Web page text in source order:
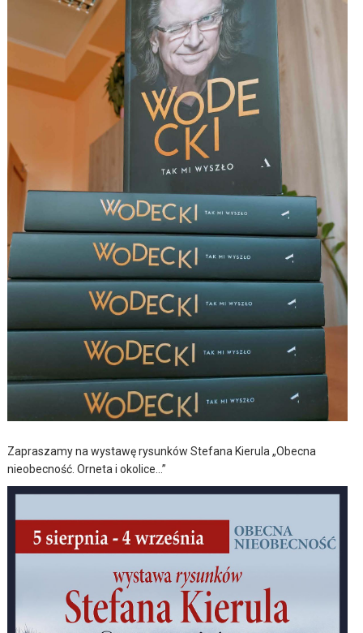
Zapraszamy na wystawę rysunków Stefana Kierula „Obecna
nieobecność. Orneta i okolice…”